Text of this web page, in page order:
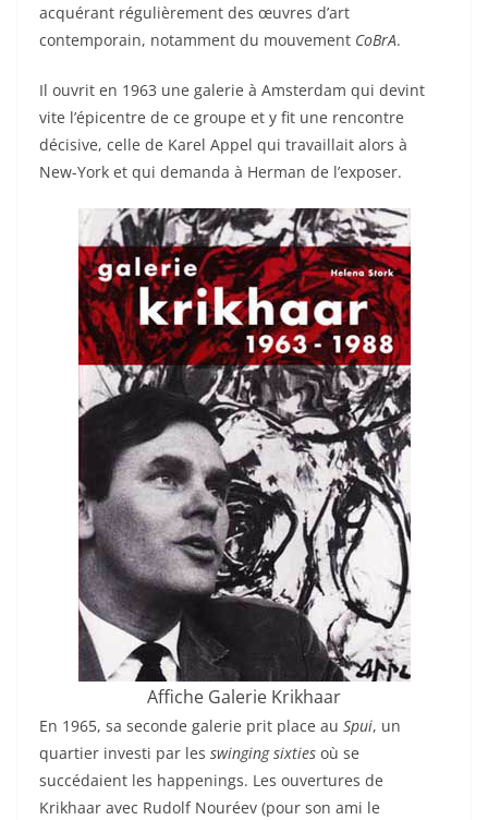
acquérant régulièrement des œuvres d’art
contemporain, notamment du mouvement CoBrA.
Il ouvrit en 1963 une galerie à Amsterdam qui devint
vite l’épicentre de ce groupe et y fit une rencontre
décisive, celle de Karel Appel qui travaillait alors à
New-York et qui demanda à Herman de l’exposer.
Affiche Galerie Krikhaar
En 1965, sa seconde galerie prit place au Spui, un
quartier investi par les swinging sixties où se
succédaient les happenings. Les ouvertures de
Krikhaar avec Rudolf Nouréev (pour son ami le